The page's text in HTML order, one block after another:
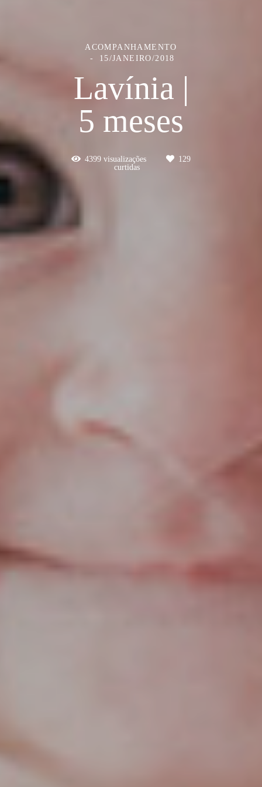
ACOMPANHAMENTO
15/JANEIRO/2018
Lavínia |
5 meses
4399 visualizações
129
curtidas